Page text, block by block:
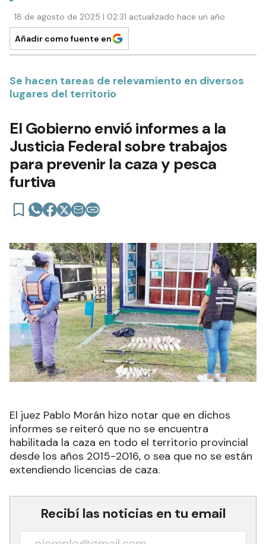
18 de agosto de 2025 | 02:31 actualizado hace un año
Añadir como fuente en
Se hacen tareas de relevamiento en diversos
lugares del territorio
El Gobierno envió informes a la
Justicia Federal sobre trabajos
para prevenir la caza y pesca
furtiva
El juez Pablo Morán hizo notar que en dichos
informes se reiteró que no se encuentra
habilitada la caza en todo el territorio provincial
desde los años 2015-2016, o sea que no se están
extendiendo licencias de caza.
Recibí las noticias en tu email